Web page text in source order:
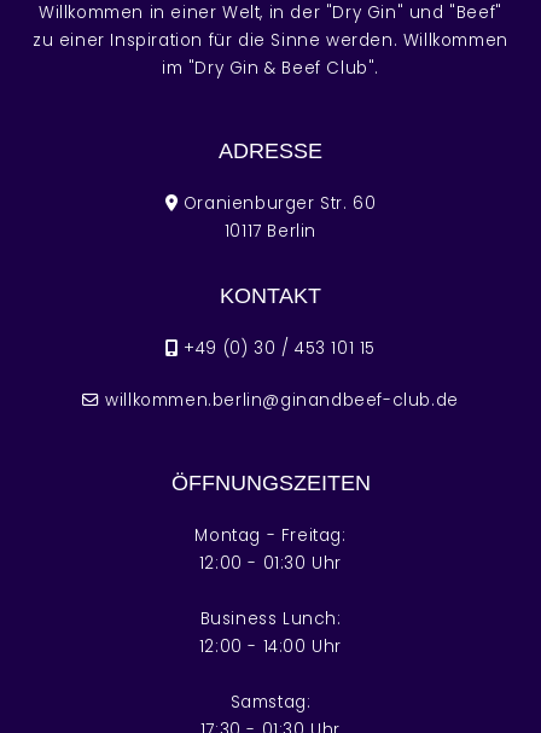
Willkommen in einer Welt, in der "Dry Gin" und "Beef"
zu einer Inspiration für die Sinne werden. Willkommen
im "Dry Gin & Beef Club".
ADRESSE
Oranienburger Str. 60
10117 Berlin
KONTAKT
+49 (0) 30 / 453 101 15
willkommen.berlin@ginandbeef-club.de
ÖFFNUNGSZEITEN
Montag - Freitag:
12:00 - 01:30 Uhr
Business Lunch:
12:00 - 14:00 Uhr
Samstag: